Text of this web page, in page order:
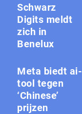
Schwarz
Digits meldt
zich in
Benelux
Meta biedt ai-
tool tegen
‘Chinese’
prijzen